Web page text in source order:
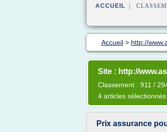
ACCUEIL |
Accueil > http://
Site : http://
Classement : 911 /
4 articles sélectionnés
Prix assurance